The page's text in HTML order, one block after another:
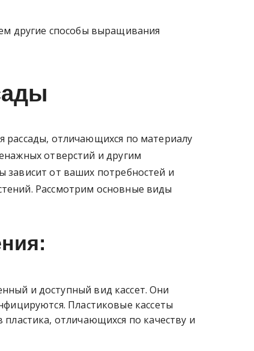
другие способы выращивания
рассады, отличающихся по материалу
отверстий и другим
зависит от ваших потребностей и
Рассмотрим основные виды
и доступный вид кассет. Они
Пластиковые кассеты
отличающихся по качеству и